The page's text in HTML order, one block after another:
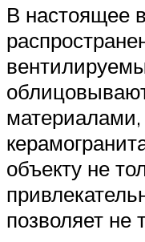
В настоящее
материалами,
объекту не
позволяет не